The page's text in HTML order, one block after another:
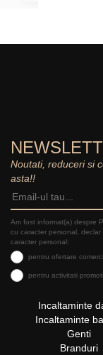
Noutati, reduceri si
asta!!
Am fost informat(a) despre
cu caracter personal,
caracter personal:
pentru ofertare
pentru activitati
Incaltaminte
Incaltaminte
Genti
Branduri